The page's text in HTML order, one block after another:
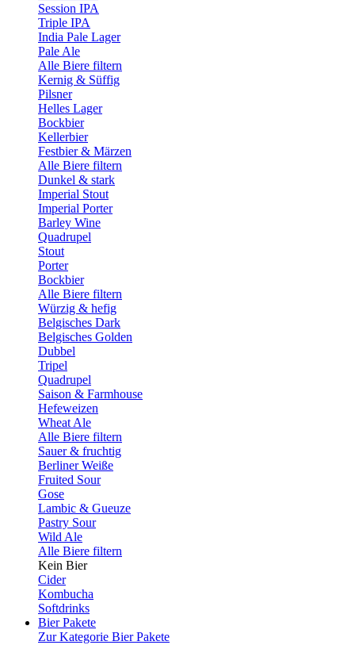
Session IPA
Triple IPA
India Pale Lager
Pale Ale
Alle Biere filtern
Kernig & Süffig
Pilsner
Helles Lager
Bockbier
Kellerbier
Festbier & Märzen
Alle Biere filtern
Dunkel & stark
Imperial Stout
Imperial Porter
Barley Wine
Quadrupel
Stout
Porter
Bockbier
Alle Biere filtern
Würzig & hefig
Belgisches Dark
Belgisches Golden
Dubbel
Tripel
Quadrupel
Saison & Farmhouse
Hefeweizen
Wheat Ale
Alle Biere filtern
Sauer & fruchtig
Berliner Weiße
Fruited Sour
Gose
Lambic & Gueuze
Pastry Sour
Wild Ale
Alle Biere filtern
Kein Bier
Cider
Kombucha
Softdrinks
Bier Pakete
Zur Kategorie Bier Pakete